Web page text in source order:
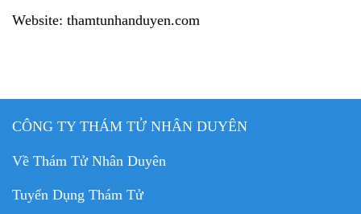
Website: thamtunhanduyen.com
CÔNG TY THÁM TỬ NHÂN DUYÊN
Về Thám Tử Nhân Duyên
Tuyển Dụng Thám Tử